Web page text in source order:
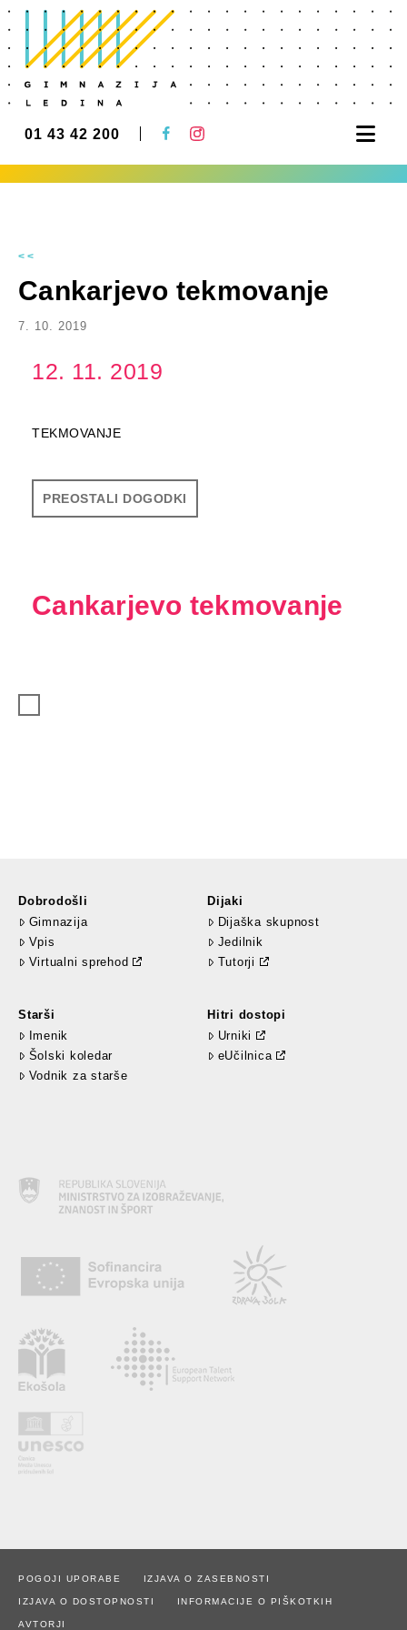
01 43 42 200
<<
Cankarjevo tekmovanje
7. 10. 2019
Cankarjevo tekmovanje
12. 11. 2019
TEKMOVANJE
PREOSTALI DOGODKI
Dobrodošli
Gimnazija
Vpis
Virtualni sprehod
Dijaki
Dijaška skupnost
Jedilnik
Tutorji
Starši
Imenik
Šolski koledar
Vodnik za starše
Hitri dostopi
Urniki
eUčilnica
POGOJI UPORABE IZJAVA O ZASEBNOSTI
IZJAVA O DOSTOPNOSTI INFORMACIJE O PIŠKOTKIH
AVTORJI